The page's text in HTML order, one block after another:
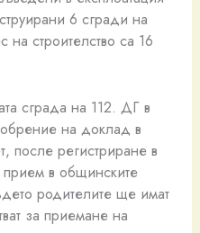
6 сгради на
строителство са 16
сграда на 112. ДГ в
на доклад в
после регистриране в
прием в общинските
родителите ще имат
за приемане на